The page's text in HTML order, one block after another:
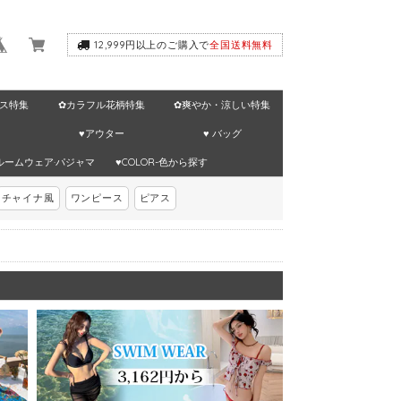
12,999円以上のご購入で全国送料無料
特集 ✿カラフル花柄特集 ✿爽やか・涼しい特集
♥アウター ♥ バッグ
ムウェア·パジャマ ♥COLOR-色から探す
チャイナ風 ワンピース ピアス